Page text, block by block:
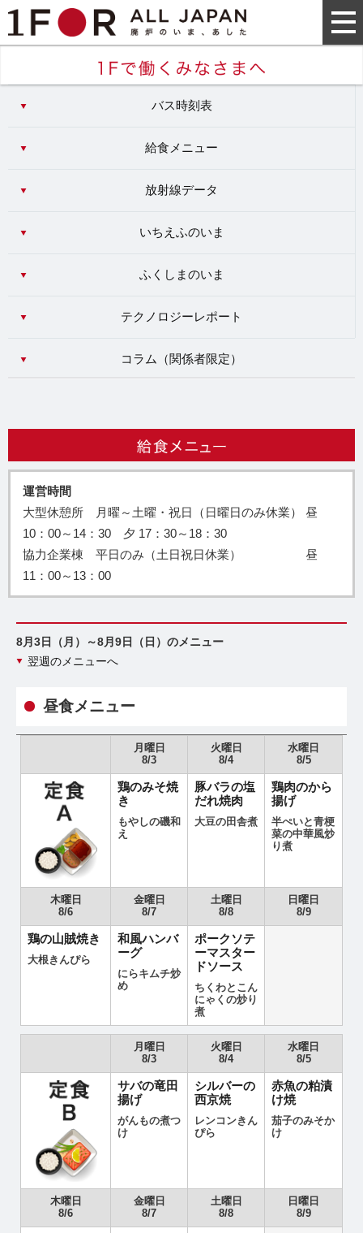
バス時刻表
給食メニュー
放射線データ
いちえふのいま
ふくしまのいま
テクノロジーレポート
コラム（関係者限定）
運営時間
大型休憩所 月曜～土曜・祝日（日曜日のみ休業） 昼
10：00～14：30 夕 17：30～18：30
協力企業棟 平日のみ（土日祝日休業） 昼
11：00～13：00
8月3日（月）～8月9日（日）のメニュー
翌週のメニューへ
昼食メニュー
月曜日
8/3
火曜日
8/4
水曜日
8/5
鶏のみそ焼
き
もやしの磯和
え
豚バラの塩
だれ焼肉
大豆の田舎煮
鶏肉のから
揚げ
半ぺいと青梗
菜の中華風炒
り煮
木曜日
8/6
金曜日
8/7
土曜日
8/8
日曜日
8/9
鶏の山賊焼き
大根きんぴら
和風ハンバ
ーグ
にらキムチ炒
め
ポークソテ
ーマスター
ドソース
ちくわとこん
にゃくの炒り
煮
月曜日
8/3
火曜日
8/4
水曜日
8/5
サバの竜田
揚げ
がんもの煮つ
け
シルバーの
西京焼
レンコンきん
ぴら
赤魚の粕漬
け焼
茄子のみそか
け
木曜日
8/6
金曜日
8/7
土曜日
8/8
日曜日
8/9